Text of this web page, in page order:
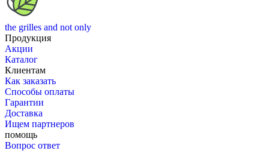
the grilles and not only
Продукция
Акции
Каталог
Клиентам
Как заказать
Способы оплаты
Гарантии
Доставка
Ищем партнеров
помощь
Вопрос ответ